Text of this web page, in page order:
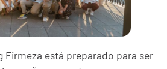
Firmeza está preparado para ser